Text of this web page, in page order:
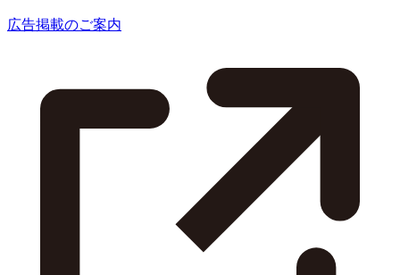
広告掲載のご案内